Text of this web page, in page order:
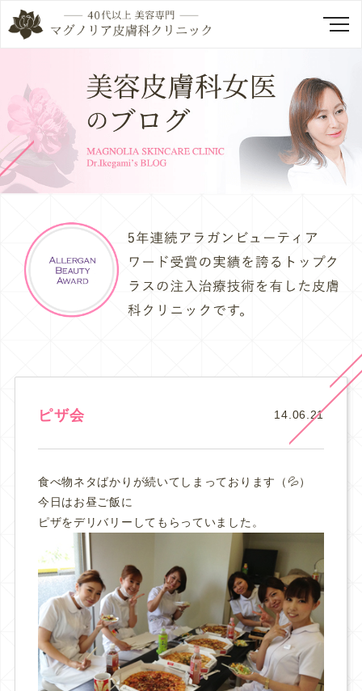
ピザ会 14.06.21
食べ物ネタばかりが続いてしまっております（💦）
今日はお昼ご飯に
ピザをデリバリーしてもらっていました。